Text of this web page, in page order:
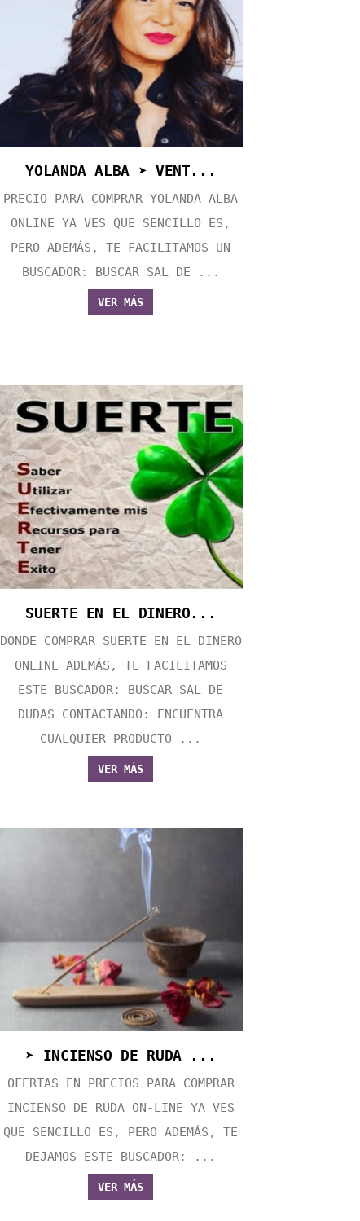
YOLANDA ALBA ➤ VENT...
PRECIO PARA COMPRAR YOLANDA ALBA
ONLINE YA VES QUE SENCILLO ES,
PERO ADEMÁS, TE FACILITAMOS UN
BUSCADOR: BUSCAR SAL DE ...
VER MÁS
SUERTE EN EL DINERO...
DONDE COMPRAR SUERTE EN EL DINERO
ONLINE ADEMÁS, TE FACILITAMOS
ESTE BUSCADOR: BUSCAR SAL DE
DUDAS CONTACTANDO: ENCUENTRA
CUALQUIER PRODUCTO ...
VER MÁS
➤ INCIENSO DE RUDA ...
OFERTAS EN PRECIOS PARA COMPRAR
INCIENSO DE RUDA ON-LINE YA VES
QUE SENCILLO ES, PERO ADEMÁS, TE
DEJAMOS ESTE BUSCADOR: ...
VER MÁS